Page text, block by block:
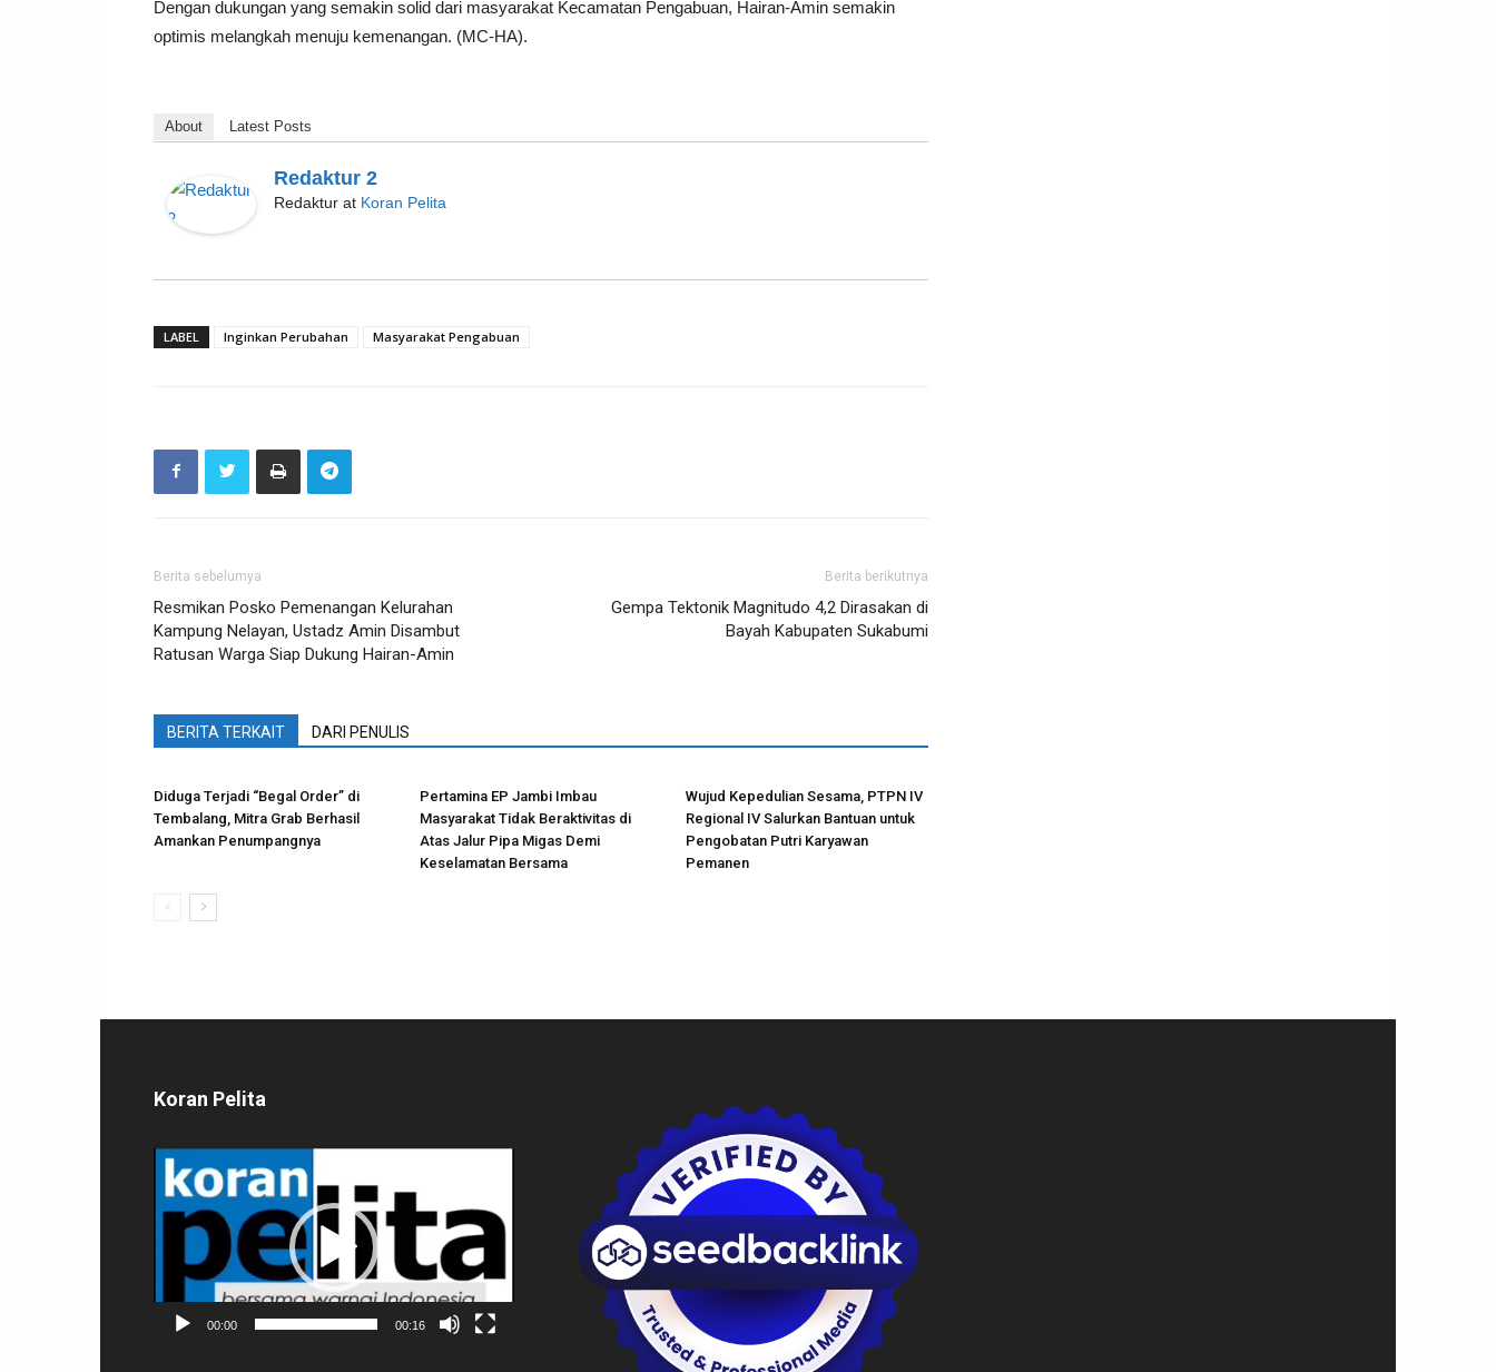
Dengan dukungan yang semakin solid dari masyarakat Kecamatan Pengabuan, Hairan-Amin semakin
optimis melangkah menuju kemenangan. (MC-HA).
About Latest Posts
Redaktur 2
Redaktur at Koran Pelita
LABEL Inginkan Perubahan Masyarakat Pengabuan
Berita sebelumya
Resmikan Posko Pemenangan Kelurahan
Kampung Nelayan, Ustadz Amin Disambut
Ratusan Warga Siap Dukung Hairan-Amin
Berita berikutnya
Gempa Tektonik Magnitudo 4,2 Dirasakan di
Bayah Kabupaten Sukabumi
BERITA TERKAIT DARI PENULIS
Diduga Terjadi “Begal Order” di
Tembalang, Mitra Grab Berhasil
Amankan Penumpangnya
Pertamina EP Jambi Imbau
Masyarakat Tidak Beraktivitas di
Atas Jalur Pipa Migas Demi
Keselamatan Bersama
Wujud Kepedulian Sesama, PTPN IV
Regional IV Salurkan Bantuan untuk
Pengobatan Putri Karyawan
Pemanen
Koran Pelita
Pemutar
Video
00:00 00:16